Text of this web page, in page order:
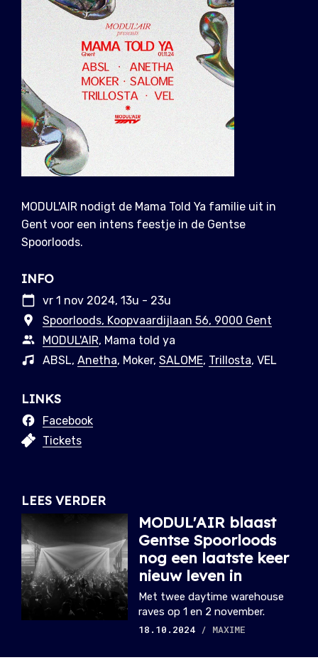
MODUL'AIR nodigt de Mama Told Ya familie uit in
Gent voor een intens feestje in de Gentse
Spoorloods.
INFO
vr 1 nov 2024, 13u - 23u
Spoorloods, Koopvaardijlaan 56, 9000 Gent
MODUL'AIR, Mama told ya
ABSL, Anetha, Moker, SALOME, Trillosta, VEL
LINKS
Facebook
Tickets
LEES VERDER
MODUL'AIR blaast
Gentse Spoorloods
nog een laatste keer
nieuw leven in
Met twee daytime warehouse
raves op 1 en 2 november.
18.10.2024 / MAXIME